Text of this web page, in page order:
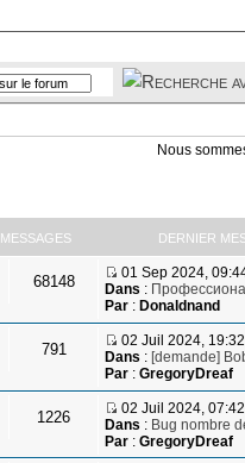
Nous
MESSAGES DERNIER
68148
01 Sep 2024,
Dans :
Par: Donaldnand
791
02 Juil 2024, 19:32
Dans : [demande]
Par: GregoryDreaf
1226
02 Juil 2024, 07:42
Dans : Bug nombre
Par: GregoryDreaf